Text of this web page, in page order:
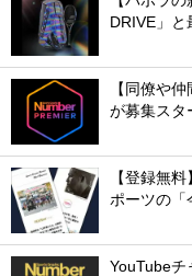
DRIVE」
【同僚や
が募集スタ
【登録無
ポーツの「
YouTubeチ